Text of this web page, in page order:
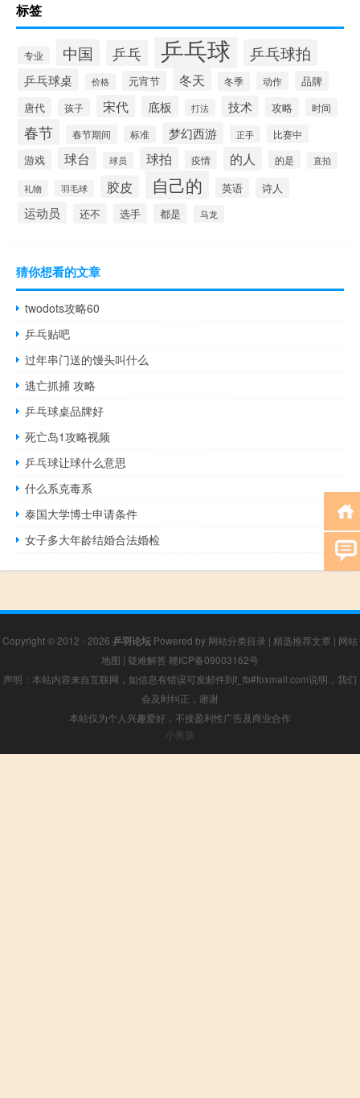
标签
专业 中国 乒乓 乒乓球 乒乓球拍
乒乓球桌 价格 元宵节 冬天 冬季 动作
品牌
唐代
孩子 宋代 底板 打法 技术 攻略 时间
春节 春节期间 标准 梦幻西游 正手 比赛中
游戏 球台 球员 球拍 疫情 的人 的是 直拍
礼物 羽毛球 胶皮 自己的 英语 诗人
运动员 还不 选手 都是 马龙
猜你想看的文章
twodots攻略60
乒乓贴吧
过年串门送的馒头叫什么
逃亡抓捕 攻略
乒乓球桌品牌好
死亡岛1攻略视频
乒乓球让球什么意思
什么系克毒系
泰国大学博士申请条件
女子多大年龄结婚合法婚检
Copyright © 2012 - 2026 乒羽论坛 Powered by 网站分类目录 | 精选推荐文章 | 网站
地图 | 疑难解答 赣ICP备09003162号
声明：本站内容来自互联网，如信息有错误可发邮件到f_fb#foxmail.com说明，我们
会及时纠正，谢谢
本站仅为个人兴趣爱好，不接盈利性广告及商业合作
小男孩